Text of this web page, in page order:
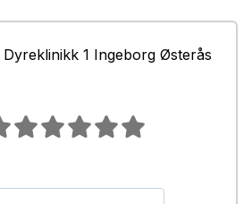
Dyreklinikk 1 Ingeborg Østerås